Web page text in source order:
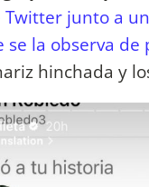
Twitter junto a
se la observa de
hinchada y